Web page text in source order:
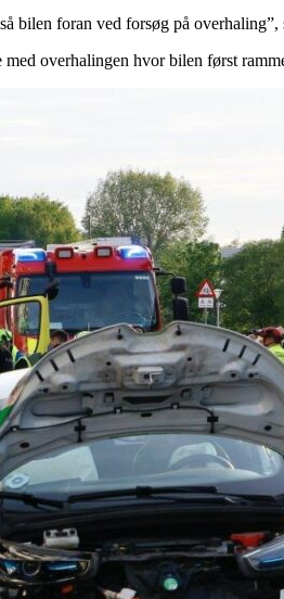
bilen foran ved forsøg på
overhalingen hvor bilen først